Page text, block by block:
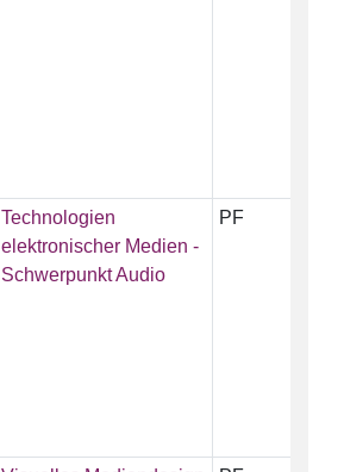
Technologien
elektronischer Medien -
Schwerpunkt Audio
PF